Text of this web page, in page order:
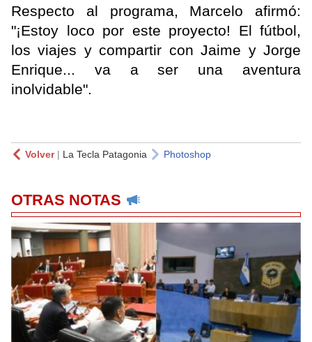
Respecto al programa, Marcelo afirmó:
"¡Estoy loco por este proyecto! El fútbol,
los viajes y compartir con Jaime y Jorge
Enrique... va a ser una aventura
inolvidable".
Volver| La Tecla Patagonia Photoshop
OTRAS NOTAS